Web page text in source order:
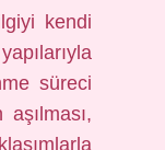
kendi
süreci